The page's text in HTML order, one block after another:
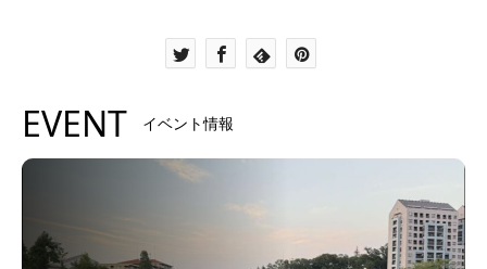
EVENT イベント情報